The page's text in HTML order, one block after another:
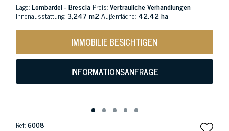
Lage:Lombardei - Brescia Preis:Vertrauliche Verhandlungen
Innenausstattung:3,247 m2Auβenfläche: 42.42 ha
IMMOBILIE BESICHTIGEN
INFORMATIONSANFRAGE
Ref:6008